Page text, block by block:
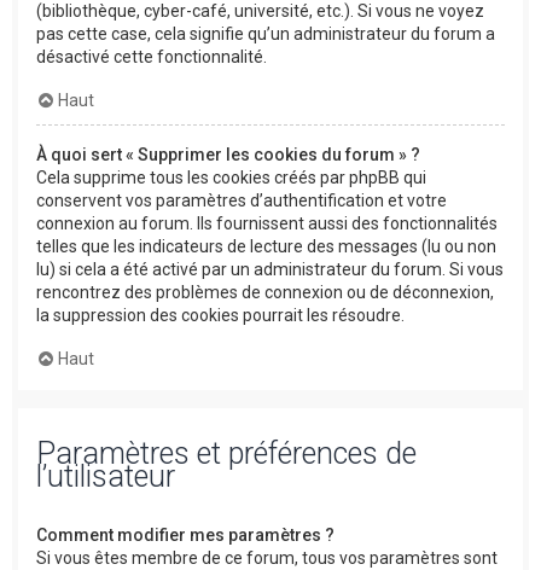
(bibliothèque, cyber-café, université, etc.). Si vous ne voyez
pas cette case, cela signifie qu’un administrateur du forum a
désactivé cette fonctionnalité.
Haut
À quoi sert « Supprimer les cookies du forum » ?
Cela supprime tous les cookies créés par phpBB qui
conservent vos paramètres d’authentification et votre
connexion au forum. Ils fournissent aussi des fonctionnalités
telles que les indicateurs de lecture des messages (lu ou non
lu) si cela a été activé par un administrateur du forum. Si vous
rencontrez des problèmes de connexion ou de déconnexion,
la suppression des cookies pourrait les résoudre.
Haut
Paramètres et préférences de
l’utilisateur
Comment modifier mes paramètres ?
Si vous êtes membre de ce forum, tous vos paramètres sont